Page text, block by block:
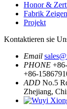
Honor &
Fabrik Zeigen
Projekt
Kontaktieren sie
Email
PHONE
+86-
ADD No.5
Zhejiang,